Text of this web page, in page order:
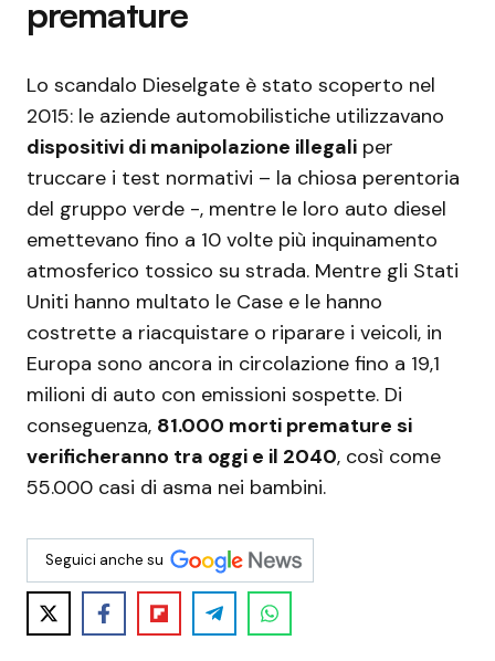
premature
Lo scandalo Dieselgate è stato scoperto nel
2015: le aziende automobilistiche utilizzavano
dispositivi di manipolazione illegali per
truccare i test normativi – la chiosa perentoria
del gruppo verde -, mentre le loro auto diesel
emettevano fino a 10 volte più inquinamento
atmosferico tossico su strada. Mentre gli Stati
Uniti hanno multato le Case e le hanno
costrette a riacquistare o riparare i veicoli, in
Europa sono ancora in circolazione fino a 19,1
milioni di auto con emissioni sospette. Di
conseguenza, 81.000 morti premature si
verificheranno tra oggi e il 2040, così come
55.000 casi di asma nei bambini.
Seguici anche su